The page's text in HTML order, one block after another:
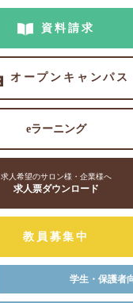
資料請求
オープンキャンパス
eラーニング
求人希望のサロン様・企業様へ
求人票ダウンロード
教員募集中
学生・保護者